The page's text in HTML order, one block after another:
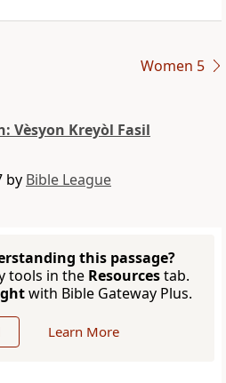
Women 5
Vèsyon Kreyòl Fasil
by Bible League
this passage?
tools in the Resourcestab.
with Bible Gateway Plus.
Learn More